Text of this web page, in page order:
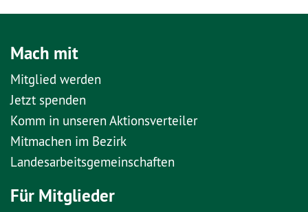
Mach mit
Mitglied werden
Jetzt spenden
Komm in unseren Aktionsverteiler
Mitmachen im Bezirk
Landesarbeitsgemeinschaften
Für Mitglieder